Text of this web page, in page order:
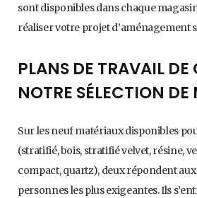
sont disponibles dans chaque
réaliser votre projet d’aménagement
PLANS DE TRAVAIL DE
NOTRE SÉLECTION
Sur les neuf matériaux disponibles
(stratifié, bois, stratifié velvet, résine,
compact, quartz), deux répondent
personnes les plus exigeantes. Ils